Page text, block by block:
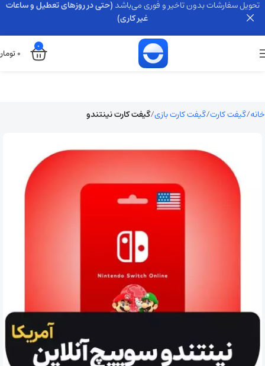
0
0
خانه گیفت کارت گیفت کارت بازی گیفت کارت نینتندو
تحویل سفارشات بدون تاخیر و فوری می‌باشد (حتی در روزهای تعطیل و ساعات
غیر کاری)